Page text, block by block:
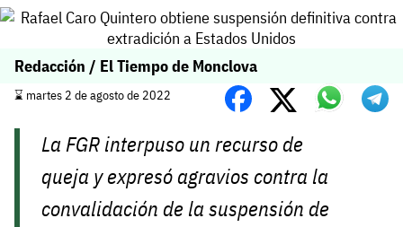
Redacción / El Tiempo de Monclova
⌛️ martes 2 de agosto de 2022
La FGR interpuso un recurso de
queja y expresó agravios contra la
convalidación de la suspensión de